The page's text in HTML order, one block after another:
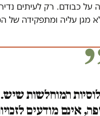
על כבודם. רק לעיתים
מגן עליה ומתפקידה של
המוחלשות
אינם מודעים